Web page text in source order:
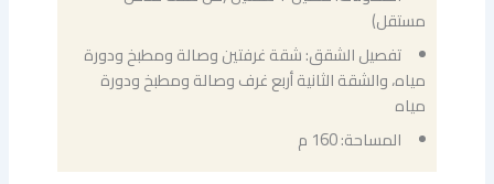
مستقل)
تفصيل الشقق: شقة غرفتين وصالة ومطبخ ودورة
مياه، والشقة الثانية أربع غرف وصالة ومطبخ ودورة
مياه
المساحة: 160 م